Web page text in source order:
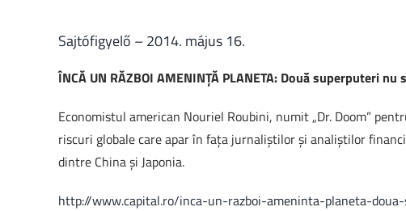
Sajtófigyelő – 2014. május 16.
ÎNCĂ UN RĂZBOI AMENINȚĂ PLANETA: Două superputeri
Economistul american Nouriel Roubini, numit „Dr. Doom”
riscuri globale care apar în faţa jurnaliştilor şi analiştilor
dintre China şi Japonia.
http://www.capital.ro/inca-un-razboi-ameninta-planeta-